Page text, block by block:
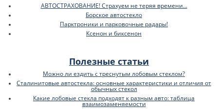
АВТОСТРАХОВАНИЕ! Страхуем не теряя времени...
Борское автостекло
Парктроники и парковочные радары!
Ксенон и биксенон
Полезные статьи
Можно ли ездить с треснутым лобовым стеклом?
Сталинитовые автостекла: основные характеристики и отличия от
обычных стекол
Какие лобовые стекла подходят к разным авто: таблица
взаимозаменяемости